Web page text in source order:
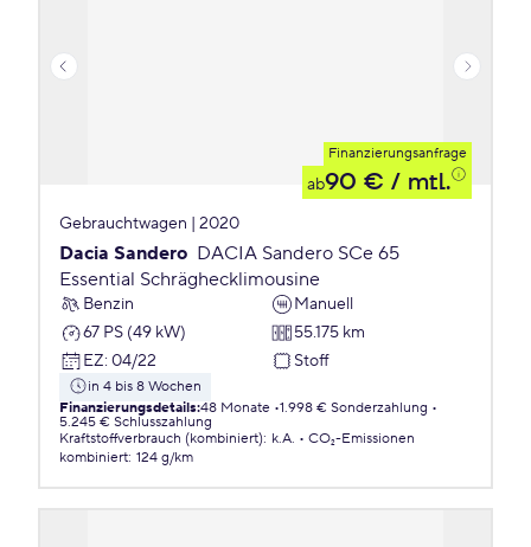
Finanzierungsanfrage
ab90 € / mtl.
Gebrauchtwagen | 2020
Dacia Sandero DACIA Sandero SCe 65
Essential Schräghecklimousine
Benzin
Manuell
67 PS (49 kW)
55.175 km
EZ: 04/22 Stoff
in 4 bis 8 Wochen
Finanzierungsdetails:48 Monate 1.998 € Sonderzahlung
5.245 € Schlusszahlung
Kraftstoffverbrauch (kombiniert): k.A.
CO₂-Emissionen
kombiniert: 124 g/km